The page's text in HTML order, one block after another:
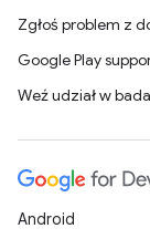
Zgłoś problem z
Google Play
Weź udział w
Android